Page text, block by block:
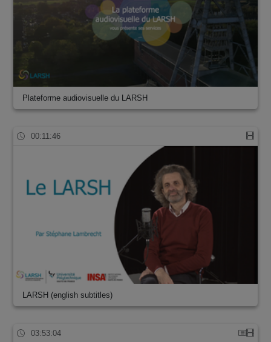
Plateforme audiovisuelle du LARSH
00:11:46
LARSH (english subtitles)
03:53:04